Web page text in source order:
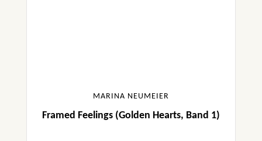
MARINA NEUMEIER
Framed Feelings (Golden Hearts, Band 1)